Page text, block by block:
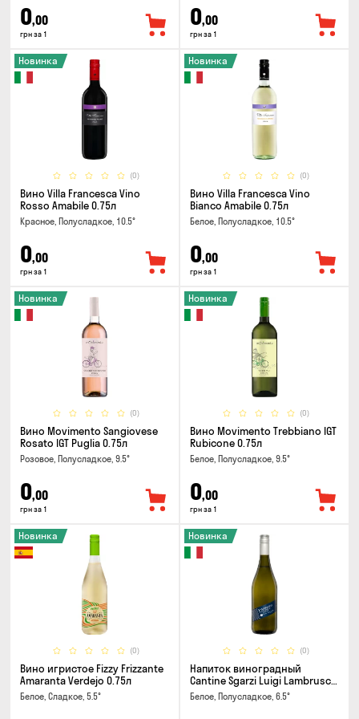
0,00
грн за 1
0,00
грн за 1
(0)
Новинка
Вино Villa Francesca Vino
Rosso Amabile 0.75л
Красное, Полусладкое, 10.5°
0,00
грн за 1
(0)
Новинка
Вино Villa Francesca Vino
Bianco Amabile 0.75л
Белое, Полусладкое, 10.5°
0,00
грн за 1
(0)
Новинка
Вино Movimento Sangiovese
Rosato IGT Puglia 0.75л
Розовое, Полусладкое, 9.5°
0,00
грн за 1
(0)
Новинка
Вино Movimento Trebbiano IGT
Rubicone 0.75л
Белое, Полусладкое, 9.5°
0,00
грн за 1
(0)
Новинка
Вино игристое Fizzy Frizzante
Amaranta Verdejo 0.75л
Белое, Сладкое, 5.5°
(0)
Новинка
Напиток виноградный
Cantine Sgarzi Luigi Lambrusco
IGT Emilia Bianca Frizziante
0.75л
Белое, Полусладкое, 6.5°